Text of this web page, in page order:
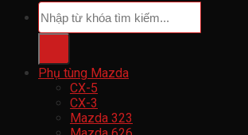
Tìm
kiếm:
Phụ tùng Mazda
CX-5
CX-3
Mazda 323